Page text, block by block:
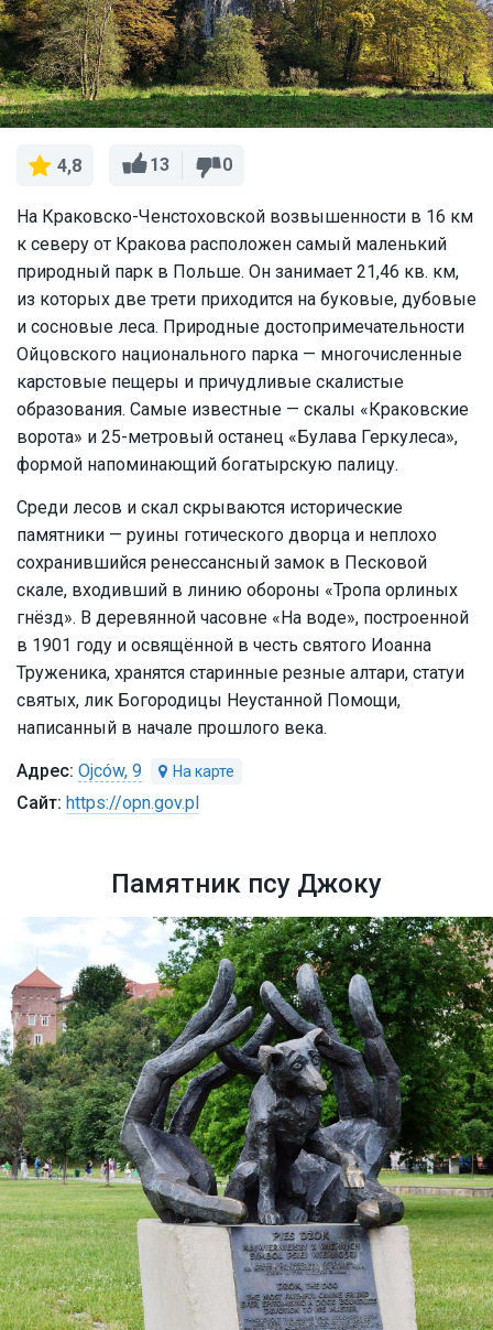
4,8 13 0
На Краковско-Ченстоховской возвышенности в 16 км
к северу от Кракова расположен самый маленький
природный парк в Польше. Он занимает 21,46 кв. км,
из которых две трети приходится на буковые, дубовые
и сосновые леса. Природные достопримечательности
Ойцовского национального парка — многочисленные
карстовые пещеры и причудливые скалистые
образования. Самые известные — скалы «Краковские
ворота» и 25-метровый останец «Булава Геркулеса»,
формой напоминающий богатырскую палицу.
Среди лесов и скал скрываются исторические
памятники — руины готического дворца и неплохо
сохранившийся ренессансный замок в Песковой
скале, входивший в линию обороны «Тропа орлиных
гнёзд». В деревянной часовне «На воде», построенной
в 1901 году и освящённой в честь святого Иоанна
Труженика, хранятся старинные резные алтари, статуи
святых, лик Богородицы Неустанной Помощи,
написанный в начале прошлого века.
Ojców, 9
https://opn.gov.pl
Памятник псу Джоку